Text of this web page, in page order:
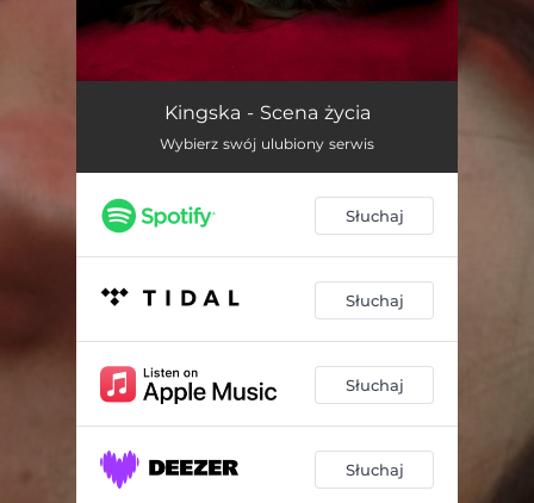
Scena życiaKingska - Scena życia
Wybierz swój ulubiony serwis
Słuchaj
Słuchaj
Słuchaj
Słuchaj